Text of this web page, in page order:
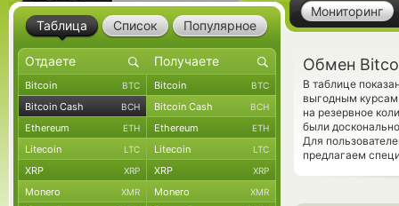
Мониторинг
Обмен
В таблице
выгодным курсам
на резервное
были
Для
предлагаем
Таблица Список Популярное
Bitcoin BTC Bitcoin BTC
Bitcoin Cash BCH Bitcoin Cash BCH
Ethereum ETH Ethereum ETH
Litecoin LTC Litecoin LTC
XRP XRP XRP XRP
Monero XMR Monero XMR